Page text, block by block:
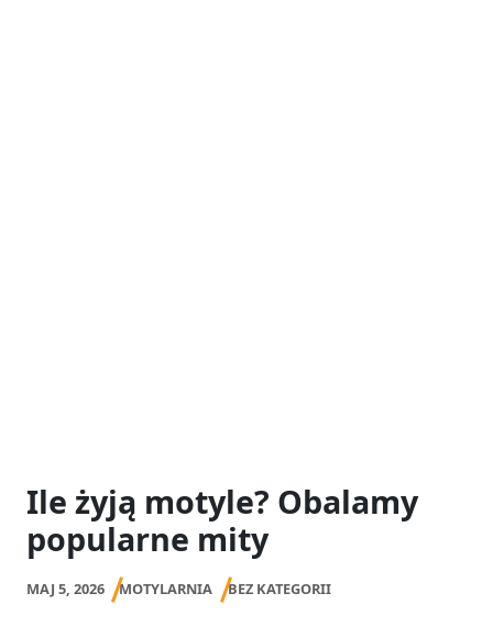
Ile żyją motyle? Obalamy
popularne mity
MAJ 5, 2026 MOTYLARNIA BEZ KATEGORII